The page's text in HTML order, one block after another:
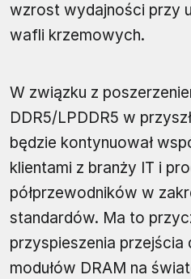
wzrost wydajności przy
wafli krzemowych.
W związku z
DDR5/LPDDR5 w
będzie kontynuował
klientami z branży IT i
półprzewodników w
standardów. Ma to
przyspieszenia przejścia
modułów DRAM na